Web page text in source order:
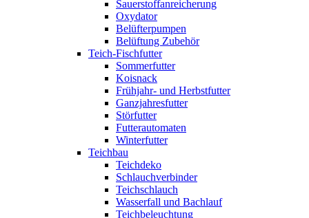
Sauerstoffanreicherung
Oxydator
Belüfterpumpen
Belüftung Zubehör
Teich-Fischfutter
Sommerfutter
Koisnack
Frühjahr- und Herbstfutter
Ganzjahresfutter
Störfutter
Futterautomaten
Winterfutter
Teichbau
Teichdeko
Schlauchverbinder
Teichschlauch
Wasserfall und Bachlauf
Teichbeleuchtung